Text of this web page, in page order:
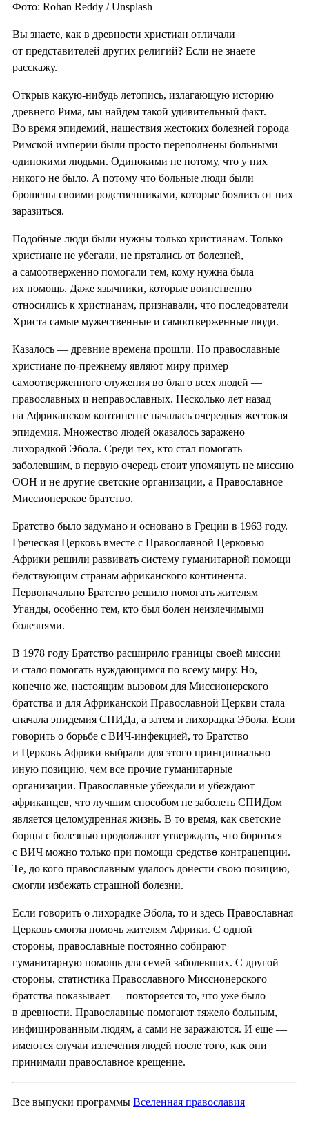
Фото: Rohan Reddy / Unsplash
Вы знаете, как в древности христиан отличали
от представителей других религий? Если не знаете —
расскажу.
Открыв какую-нибудь летопись, излагающую историю
древнего Рима, мы найдем такой удивительный факт.
Во время эпидемий, нашествия жестоких болезней города
Римской империи были просто переполнены больными
одинокими людьми. Одинокими не потому, что у них
никого не было. А потому что больные люди были
брошены своими родственниками, которые боялись от них
заразиться.
Подобные люди были нужны только христианам. Только
христиане не убегали, не прятались от болезней,
а самоотверженно помогали тем, кому нужна была
их помощь. Даже язычники, которые воинственно
относились к христианам, признавали, что последователи
Христа самые мужественные и самоотверженные люди.
Казалось — древние времена прошли. Но православные
христиане по-прежнему являют миру пример
самоотверженного служения во благо всех людей —
православных и неправославных. Несколько лет назад
на Африканском континенте началась очередная жестокая
эпидемия. Множество людей оказалось заражено
лихорадкой Эбола. Среди тех, кто стал помогать
заболевшим, в первую очередь стоит упомянуть не миссию
ООН и не другие светские организации, а Православное
Миссионерское братство.
Братство было задумано и основано в Греции в 1963 году.
Греческая Церковь вместе с Православной Церковью
Африки решили развивать систему гуманитарной помощи
бедствующим странам африканского континента.
Первоначально Братство решило помогать жителям
Уганды, особенно тем, кто был болен неизлечимыми
болезнями.
В 1978 году Братство расширило границы своей миссии
и стало помогать нуждающимся по всему миру. Но,
конечно же, настоящим вызовом для Миссионерского
братства и для Африканской Православной Церкви стала
сначала эпидемия СПИДа, а затем и лихорадка Эбола. Если
говорить о борьбе с ВИЧ-инфекцией, то Братство
и Церковь Африки выбрали для этого принципиально
иную позицию, чем все прочие гуманитарные
организации. Православные убеждали и убеждают
африканцев, что лучшим способом не заболеть СПИДом
является целомудренная жизнь. В то время, как светские
борцы с болезнью продолжают утверждать, что бороться
с ВИЧ можно только при помощи средство контрацепции.
Те, до кого православным удалось донести свою позицию,
смогли избежать страшной болезни.
Если говорить о лихорадке Эбола, то и здесь Православная
Церковь смогла помочь жителям Африки. С одной
стороны, православные постоянно собирают
гуманитарную помощь для семей заболевших. С другой
стороны, статистика Православного Миссионерского
братства показывает — повторяется то, что уже было
в древности. Православные помогают тяжело больным,
инфицированным людям, а сами не заражаются. И еще —
имеются случаи излечения людей после того, как они
принимали православное крещение.
Все выпуски программы Вселенная православия